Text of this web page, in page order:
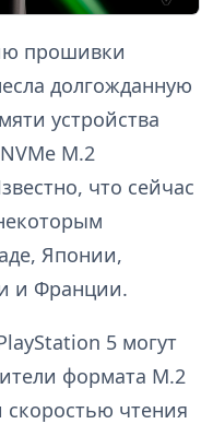
прошивки
долгожданную
устройства
M.2
что сейчас
Японии,
и Франции.
5 могут
формата M.2
скоростью чтения